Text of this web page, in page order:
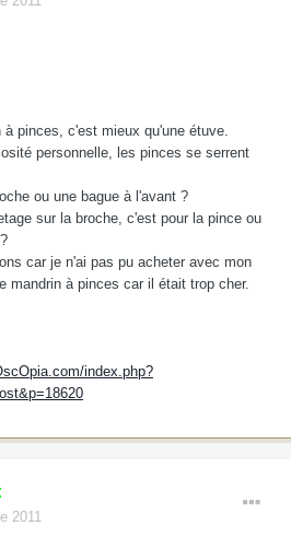
pinces, c'est mieux qu'une étuve.
personnelle, les pinces se serrent
ou une bague à l'avant ?
sur la broche, c'est pour la pince ou
car je n'ai pas pu acheter avec mon
mandrin à pinces car il était trop cher.
index.php?
2011